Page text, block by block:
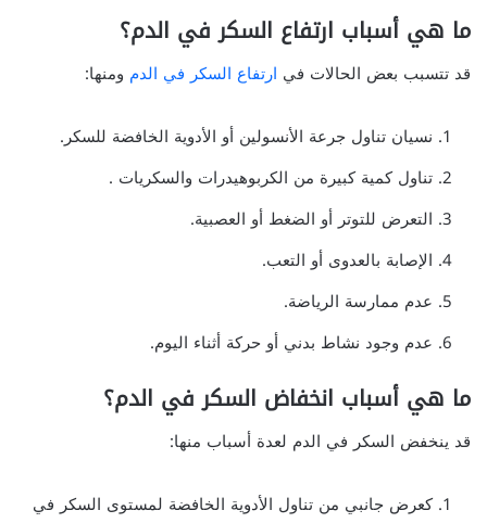
ما هي أسباب ارتفاع السكر في الدم؟
قد تتسبب بعض الحالات في ارتفاع السكر في الدم ومنها:
نسيان تناول جرعة الأنسولين أو الأدوية الخافضة للسكر.
تناول كمية كبيرة من الكربوهيدرات والسكريات .
التعرض للتوتر أو الضغط أو العصبية.
الإصابة بالعدوى أو التعب.
عدم ممارسة الرياضة.
عدم وجود نشاط بدني أو حركة أثناء اليوم.
ما هي أسباب انخفاض السكر في الدم؟
قد ينخفض السكر في الدم لعدة أسباب منها:
كعرض جانبي من تناول الأدوية الخافضة لمستوى السكر في